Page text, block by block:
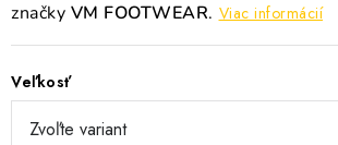
značky VM FOOTWEAR. Viac informácií
Veľkosť